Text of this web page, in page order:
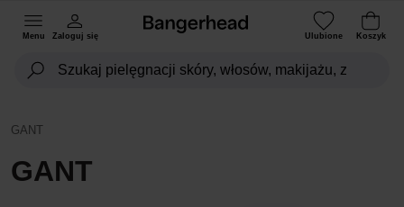
Menu Zaloguj się Ulubione Koszyk
GANT
GANT